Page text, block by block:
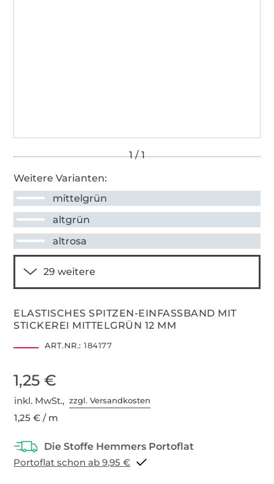
Weitere Varianten:
mittelgrün
altgrün
altrosa
ELASTISCHES SPITZEN-EINFASSBAND MIT
STICKEREI MITTELGRÜN 12 MM
ART.NR.: 184177
1,25 €
inkl. MwSt.,zzgl. Versandkosten
1,25 € / m
Portoflat schon ab 9,95 €